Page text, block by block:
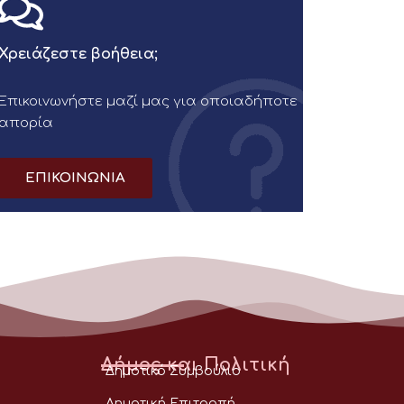
Χρειάζεστε βοήθεια;
Επικοινωνήστε μαζί μας για οποιαδήποτε
απορία
ΕΠΙΚΟΙΝΩΝΙΑ
Δήμος και Πολιτική
Δημοτικό Συμβούλιο